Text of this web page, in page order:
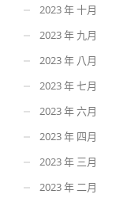
2023 年 十月
2023 年 九月
2023 年 八月
2023 年 七月
2023 年 六月
2023 年 四月
2023 年 三月
2023 年 二月